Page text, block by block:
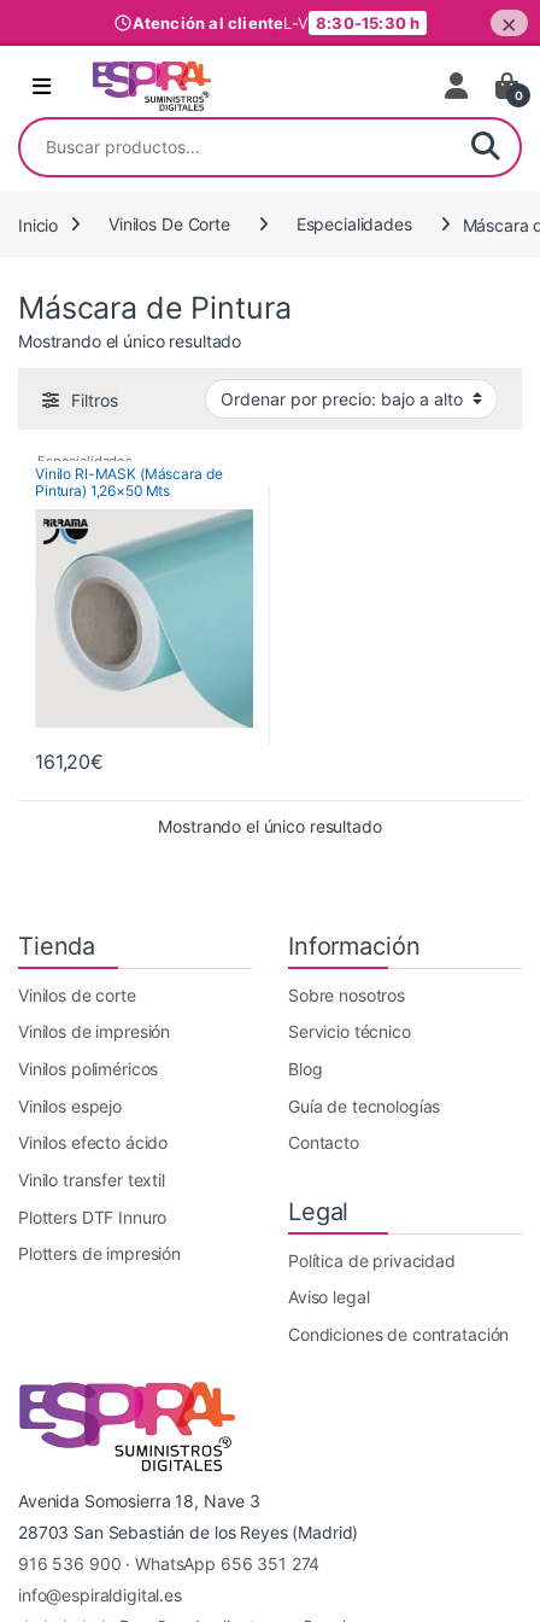
Atención al clienteL-V 8:30-15:30 h ×
Ir al contenido
0
Buscar por:
Inicio Vinilos De Corte Especialidades Máscara
Máscara de Pintura
Mostrando el único resultado
Filtros
Especialidades
Máscara de Pintura,
Vinilos De Corte
Vinilo RI-MASK (Máscara de
Pintura) 1,26×50 Mts
161,20€
Mostrando el único resultado
Tienda
Vinilos de corte
Vinilos de impresión
Vinilos poliméricos
Vinilos espejo
Vinilos efecto ácido
Vinilo transfer textil
Plotters DTF Innuro
Plotters de impresión
Información
Sobre nosotros
Servicio técnico
Blog
Guía de tecnologías
Contacto
Legal
Política de privacidad
Aviso legal
Condiciones de contratación
Avenida Somosierra 18, Nave 3
28703 San Sebastián de los Reyes (Madrid)
916 536 900 ·WhatsApp 656 351 274
info@espiraldigital.es